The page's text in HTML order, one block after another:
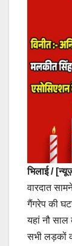
भिलाई /
वारदात
गैंगरेप की
यहां नौ साल
सभी लड़कों